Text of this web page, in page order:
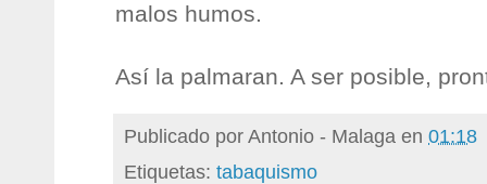
malos humos.
Así la palmaran. A ser posible,
Publicado porAntonio - Malaga en 01:18
Etiquetas: tabaquismo